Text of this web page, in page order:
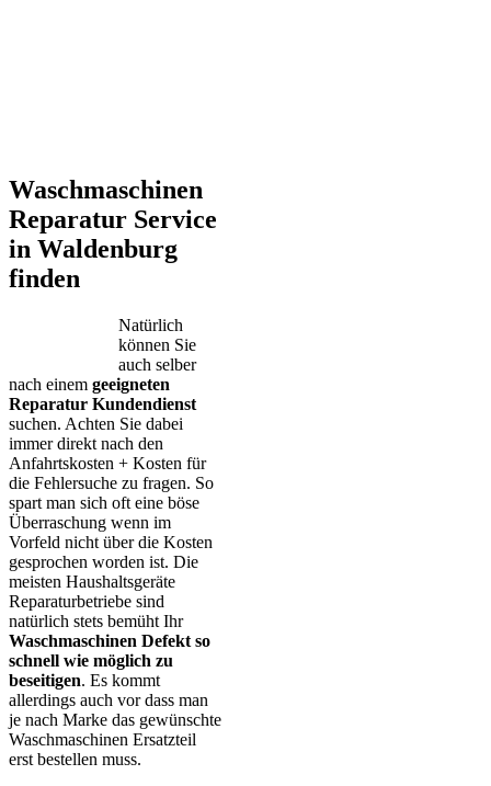
Waschmaschinen
Reparatur Service
in Waldenburg
finden
Natürlich
können Sie
auch selber
nach einem geeigneten
Reparatur Kundendienst
suchen. Achten Sie dabei
immer direkt nach den
Anfahrtskosten + Kosten für
die Fehlersuche zu fragen. So
spart man sich oft eine böse
Überraschung wenn im
Vorfeld nicht über die Kosten
gesprochen worden ist. Die
meisten Haushaltsgeräte
Reparaturbetriebe sind
natürlich stets bemüht Ihr
Waschmaschinen Defekt so
schnell wie möglich zu
beseitigen. Es kommt
allerdings auch vor dass man
je nach Marke das gewünschte
Waschmaschinen Ersatzteil
erst bestellen muss.